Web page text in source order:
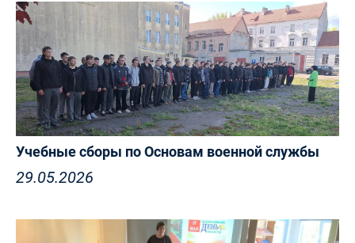
Учебные сборы по Основам военной службы
29.05.2026